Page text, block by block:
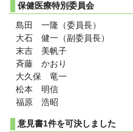
保健医療特別委員会
島田 一隆（委員長）
大石 健一（副委員長）
末吉 美帆子
斉藤 かおり
大久保 竜一
松本 明信
福原 浩昭
意見書1件を可決しました